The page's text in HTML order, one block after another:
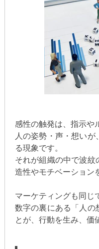
感性の触発は、指示や
人の姿勢・声・想いが
る現象です。
それが組織の中で波紋
造性やモチベーション
マーケティングも同じ
数字の裏にある「人の
とが、行動を生み、価